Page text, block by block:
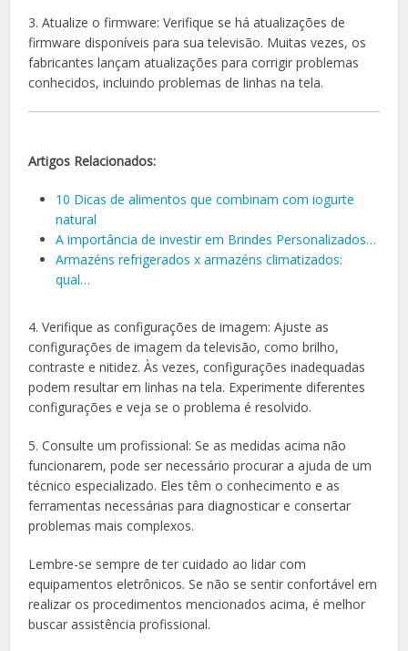
3. Atualize o firmware: Verifique se há atualizações de
firmware disponíveis para sua televisão. Muitas vezes, os
fabricantes lançam atualizações para corrigir problemas
conhecidos, incluindo problemas de linhas na tela.
Artigos Relacionados:
10 Dicas de alimentos que combinam com iogurte
natural
A importância de investir em Brindes Personalizados…
Armazéns refrigerados x armazéns climatizados:
qual…
4. Verifique as configurações de imagem: Ajuste as
configurações de imagem da televisão, como brilho,
contraste e nitidez. Às vezes, configurações inadequadas
podem resultar em linhas na tela. Experimente diferentes
configurações e veja se o problema é resolvido.
5. Consulte um profissional: Se as medidas acima não
funcionarem, pode ser necessário procurar a ajuda de um
técnico especializado. Eles têm o conhecimento e as
ferramentas necessárias para diagnosticar e consertar
problemas mais complexos.
Lembre-se sempre de ter cuidado ao lidar com
equipamentos eletrônicos. Se não se sentir confortável em
realizar os procedimentos mencionados acima, é melhor
buscar assistência profissional.